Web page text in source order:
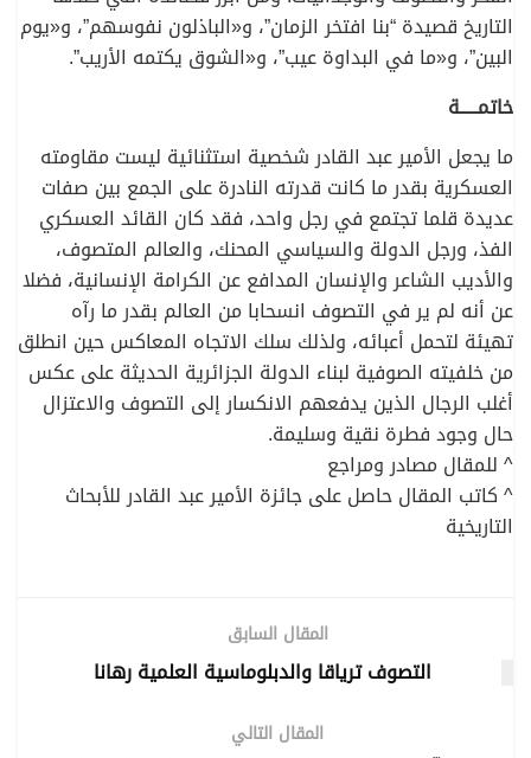
التاريخ قصيدة “بنا افتخر الزمان”، و«الباذلون نفوسهم”، و«يوم
البين”، و«ما في البداوة عيب”، و«الشوق يكتمه الأريب”.
خاتمـــــة
ما يجعل الأمير عبد القادر شخصية استثنائية ليست مقاومته
العسكرية بقدر ما كانت قدرته النادرة على الجمع بين صفات
عديدة قلما تجتمع في رجل واحد، فقد كان القائد العسكري
الفذ، ورجل الدولة والسياسي المحنك، والعالم المتصوف،
والأديب الشاعر والإنسان المدافع عن الكرامة الإنسانية، فضلا
عن أنه لم ير في التصوف انسحابا من العالم بقدر ما رآه
تهيئة لتحمل أعبائه، ولذلك سلك الاتجاه المعاكس حين انطلق
من خلفيته الصوفية لبناء الدولة الجزائرية الحديثة على عكس
أغلب الرجال الذين يدفعهم الانكسار إلى التصوف والاعتزال
حال وجود فطرة نقية وسليمة.
^ للمقال مصادر ومراجع
^ كاتب المقال حاصل على جائزة الأمير عبد القادر للأبحاث
التاريخية
المقال السابق
التصوف ترياقا والدبلوماسية العلمية رهانا
المقال التالي